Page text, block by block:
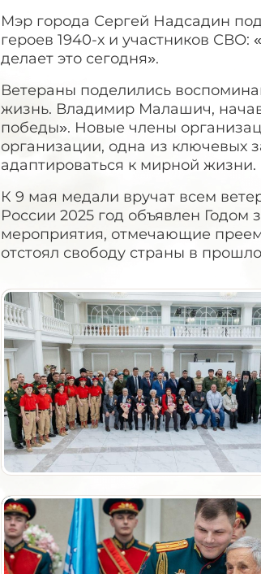
Мэр города Сергей Надсадин
героев 1940-х и участников СВО:
делает это сегодня».
Ветераны поделились
жизнь. Владимир Малашич,
победы». Новые члены
организации, одна из ключевых
адаптироваться к мирной жизни.
К 9 мая медали вручат всем
России 2025 год объявлен Годом
мероприятия, отмечающие
отстоял свободу страны в